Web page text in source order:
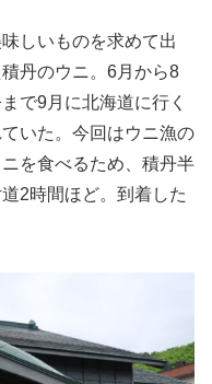
しいものを求めて出
丹のウニ。6月から8
で9月に北海道に行く
いた。今回はウニ漁の
を食べるため、積丹半
2時間ほど。到着した